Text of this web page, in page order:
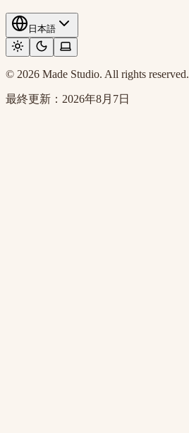
日本語
© 2026 Made Studio. All rights reserved.
最終更新： 2026年8月7日